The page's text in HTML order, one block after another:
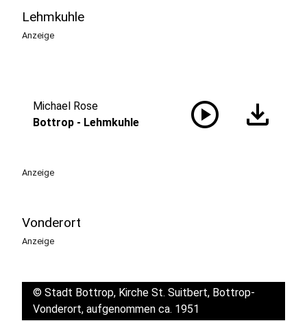
Lehmkuhle
Anzeige
Michael Rose
Bottrop - Lehmkuhle
play_circle download
Anzeige
Vonderort
Anzeige
© Stadt Bottrop, Kirche St. Suitbert, Bottrop-
Vonderort, aufgenommen ca. 1951